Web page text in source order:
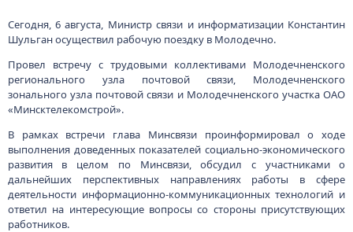
Сегодня, 6 августа, Министр связи и информатизации Константин
Шульган осуществил рабочую поездку в Молодечно.
Провел встречу с трудовыми коллективами Молодечненского
регионального узла почтовой связи, Молодечненского
зонального узла почтовой связи и Молодечненского участка ОАО
«Минсктелекомстрой».
В рамках встречи глава Минсвязи проинформировал о ходе
выполнения доведенных показателей социально-экономического
развития в целом по Минсвязи, обсудил с участниками о
дальнейших перспективных направлениях работы в сфере
деятельности информационно-коммуникационных технологий и
ответил на интересующие вопросы со стороны присутствующих
работников.